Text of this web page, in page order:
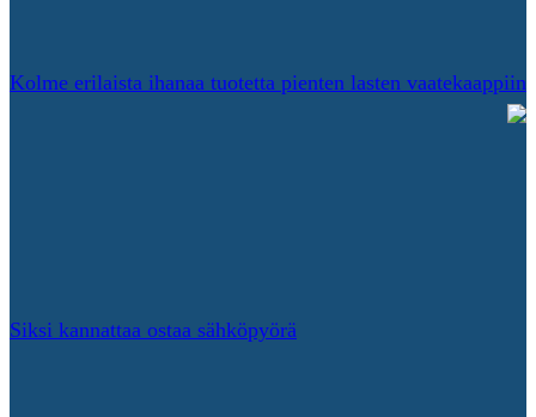
Kolme erilaista ihanaa tuotetta pienten lasten vaatekaappiin
Siksi kannattaa ostaa sähköpyörä